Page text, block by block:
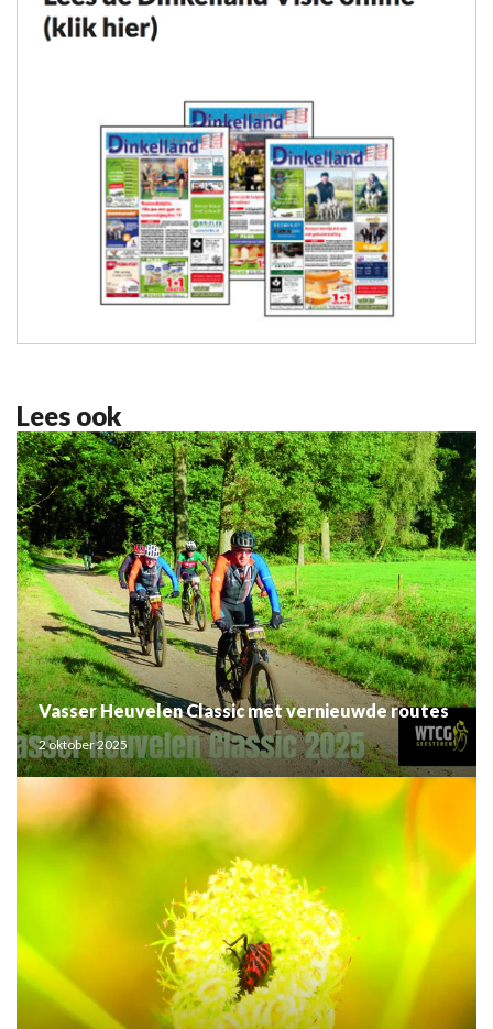
Lees ook
Vasser Heuvelen Classic met vernieuwde routes
2 oktober 2025